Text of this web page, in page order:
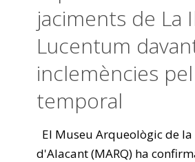
jaciments de La
Lucentum
inclemències pel
temporal
El Museu Arqueològic de
d'Alacant (MARQ) ha